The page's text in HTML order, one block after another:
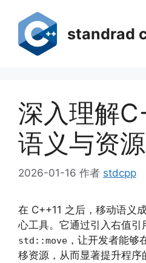
standrad
深入理解
语义与资
2026-01-16 作者 stdcpp
在 C++11 之后，移动语义
心工具。它通过引入右值引
std::move ，让开发者能够
移资源，从而显著提升程序